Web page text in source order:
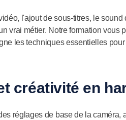
l'ajout de sous-titres, le
vrai métier. Notre formation
les techniques essentielles
créativité en
réglages de base de la